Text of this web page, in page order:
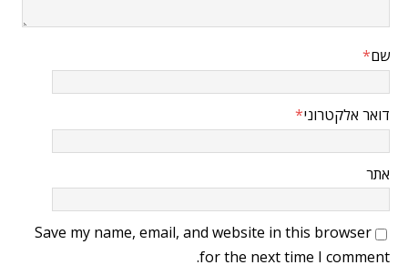
שם*
דואר אלקטרוני*
אתר
Save my name, email, and website in this browser
for the next time I comment.